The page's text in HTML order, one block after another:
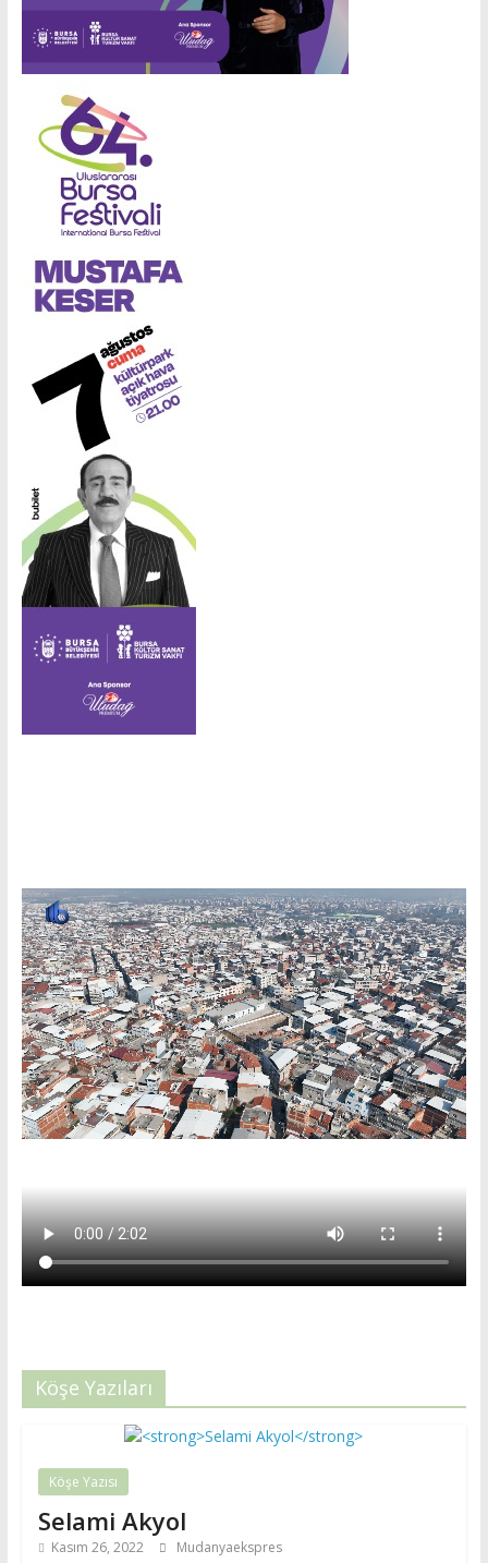
Köşe Yazıları
Köşe Yazısı
Selami Akyol
Kasım 26, 2022 Mudanyaekspres